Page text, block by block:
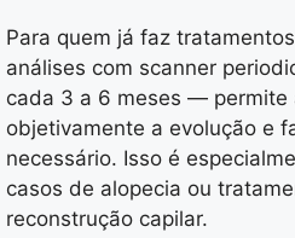
Para quem já faz
análises com scanner
cada 3 a 6 meses — permite
objetivamente a evolução e
necessário. Isso é
casos de alopecia ou
reconstrução capilar.